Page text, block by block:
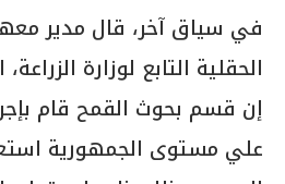
في سياق آخر، قال مدير
الحقلية التابع لوزارة
إن قسم بحوث القمح قام
علي مستوى الجمهورية